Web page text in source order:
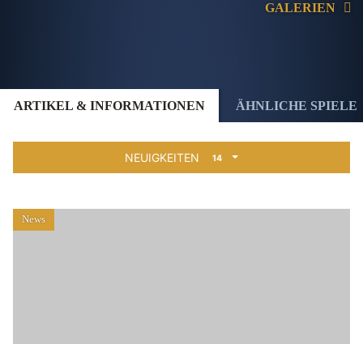
GALERIEN
ARTIKEL & INFORMATIONEN ÄHNLICHE SPIELE
News
NEUIGKEITEN 14